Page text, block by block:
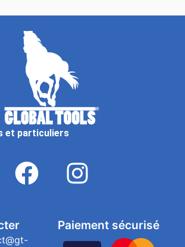
et particuliers
Paiement sécurisé